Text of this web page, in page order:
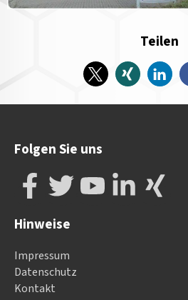
Teilen
Folgen Sie uns
Hinweise
Impressum
Datenschutz
Kontakt